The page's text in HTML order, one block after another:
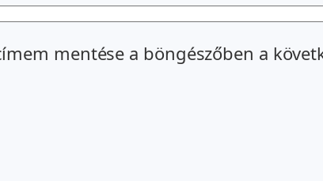
mentése a böngészőben a